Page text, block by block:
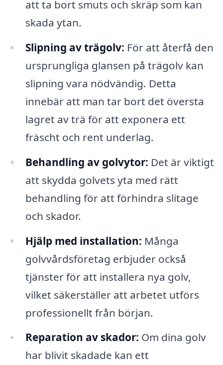
att ta bort smuts och skräp som kan
skada ytan.
Slipning av trägolv: För att återfå den
ursprungliga glansen på trägolv kan
slipning vara nödvändig. Detta
innebär att man tar bort det översta
lagret av trä för att exponera ett
fräscht och rent underlag.
Behandling av golvytor: Det är viktigt
att skydda golvets yta med rätt
behandling för att förhindra slitage
och skador.
Hjälp med installation: Många
golvvårdsföretag erbjuder också
tjänster för att installera nya golv,
vilket säkerställer att arbetet utförs
professionellt från början.
Reparation av skador: Om dina golv
har blivit skadade kan ett